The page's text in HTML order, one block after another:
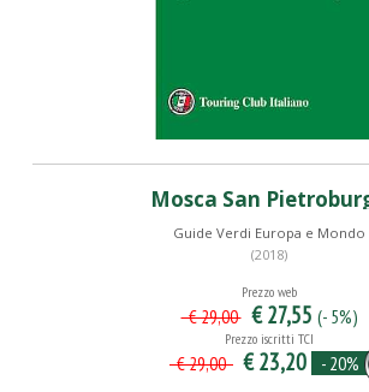
Mosca San
Guide Verdi Europa e Mondo
(2018)
Prezzo web
€ 29,00 € 27,55 (- 5%)
Prezzo iscritti TCI
€ 29,00 € 23,20 - 20%